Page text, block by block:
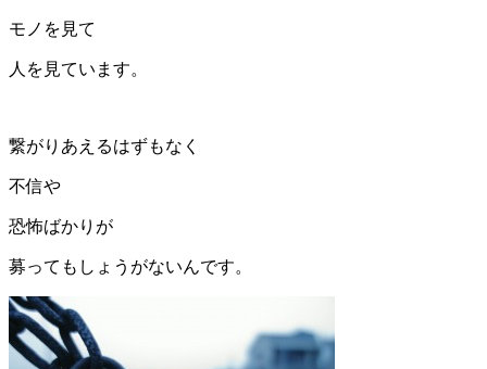
モノを見て
人を見ています。
繋がりあえるはずもなく
不信や
恐怖ばかりが
募ってもしょうがないんです。